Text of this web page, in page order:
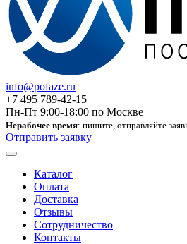
info@pofaze.ru
+7 495 789-42-15
Пн-Пт 9:00-18:00 по Москве
Нерабочее время: пишите, отправляйте
Отправить заявку
Каталог
Оплата
Доставка
Отзывы
Сотрудничество
Контакты